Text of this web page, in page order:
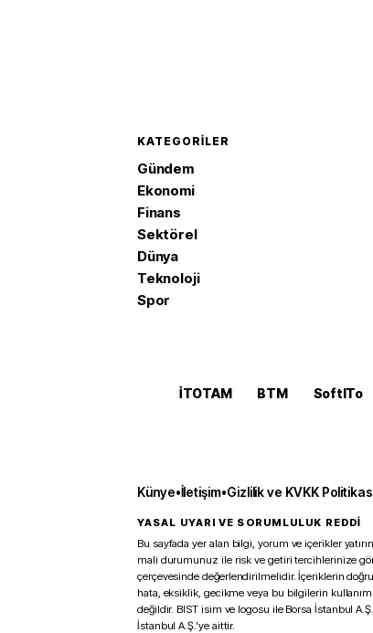
KATEGORILER
Gündem
Ekonomi
Finans
Sektörel
Dünya
Teknoloji
Spor
İTOTAM BTM SoftITo
Künye•İletişim•Gizlilik ve KVKK
YASAL UYARI VE SORUMLULUK REDDİ
Bu sayfada yer alan bilgi, yorum ve içerikler
mali durumunuz ile risk ve getiri tercihlerinize
çerçevesinde değerlendirilmelidir. İçeriklerin
hata, eksiklik, gecikme veya bu bilgilerin
değildir. BIST isim ve logosu ile Borsa İstanbul
İstanbul A.Ş.’ye aittir.